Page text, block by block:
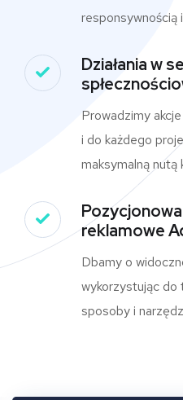
responsywnością
Działania w
Prowadzimy
i do każdego
maksymalną nutą
reklamowe
Dbamy o
wykorzystując do
sposoby i